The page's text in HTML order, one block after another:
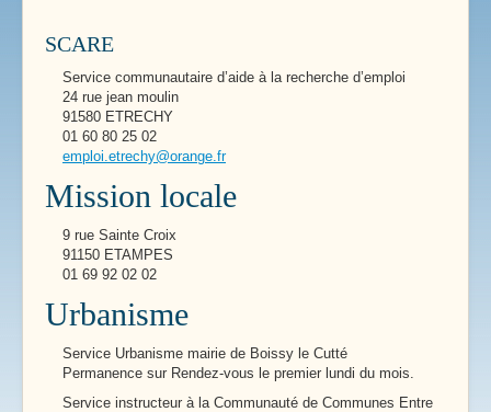
SCARE
Service communautaire d’aide à la recherche d’emploi
24 rue jean moulin
91580 ETRECHY
01 60 80 25 02
emploi.etrechy@orange.fr
Mission locale
9 rue Sainte Croix
91150 ETAMPES
01 69 92 02 02
Urbanisme
Service Urbanisme mairie de Boissy le Cutté
Permanence sur Rendez-vous le premier lundi du mois.
Service instructeur à la Communauté de Communes Entre